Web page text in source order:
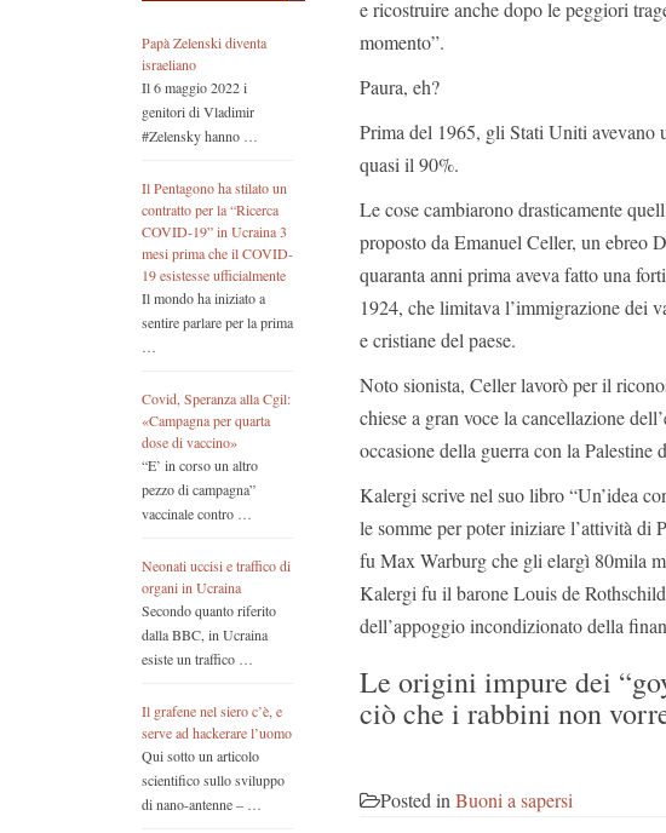
Papà Zelenski diventa
israeliano
Il 6 maggio 2022 i
genitori di Vladimir
#Zelensky hanno …
Il Pentagono ha stilato un
contratto per la “Ricerca
COVID-19” in Ucraina 3
mesi prima che il COVID-
19 esistesse ufficialmente
Il mondo ha iniziato a
sentire parlare per la prima
…
Covid, Speranza alla Cgil:
«Campagna per quarta
dose di vaccino»
“E’ in corso un altro
pezzo di campagna”
vaccinale contro …
Neonati uccisi e traffico di
organi in Ucraina
Secondo quanto riferito
dalla BBC, in Ucraina
esiste un traffico …
Il grafene nel siero c’è, e
serve ad hackerare l’uomo
Qui sotto un articolo
scientifico sullo sviluppo
di nano-antenne – …
e ricostruire anche dopo le peggiori
momento”.
Paura, eh?
Prima del 1965, gli Stati Uniti avevano
quasi il 90%.
Le cose cambiarono drasticamente
proposto da Emanuel Celler, un ebreo
quaranta anni prima aveva fatto una
1924, che limitava l’immigrazione dei
e cristiane del paese.
Noto sionista, Celler lavorò per il
chiese a gran voce la cancellazione
occasione della guerra con la Palestine
Kalergi scrive nel suo libro “Un’idea
le somme per poter iniziare l’attività di
fu Max Warburg che gli elargì 80mila
Kalergi fu il barone Louis de
dell’appoggio incondizionato della
Le origini impure dei
ciò che i rabbini non
Posted in Buoni a sapersi